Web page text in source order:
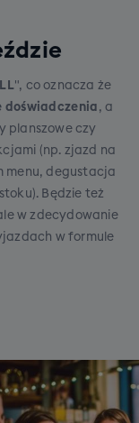
", co oznacza że
doświadczenia , a
planszowe czy
(np. zjazd na
menu, degustacja
Będzie też
w zdecydowanie
w formule